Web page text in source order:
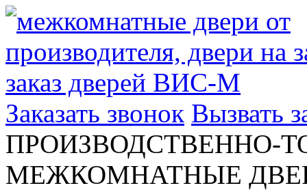
Заказать звонок Вызвать
ПРОИЗВОДСТВЕННО-
МЕЖКОМНАТНЫЕ